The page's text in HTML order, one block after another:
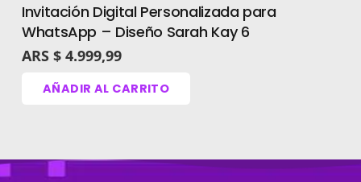
Invitación Digital Personalizada para
WhatsApp – Diseño Sarah Kay 6
ARS $ 4.999,99
AÑADIR AL CARRITO